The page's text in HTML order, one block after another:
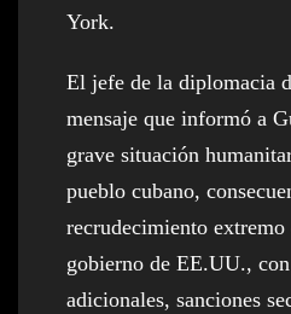
York.
El jefe de la diplomacia
mensaje que informó a
grave situación
pueblo cubano,
recrudecimiento
gobierno de EE.UU.,
adicionales, sanciones